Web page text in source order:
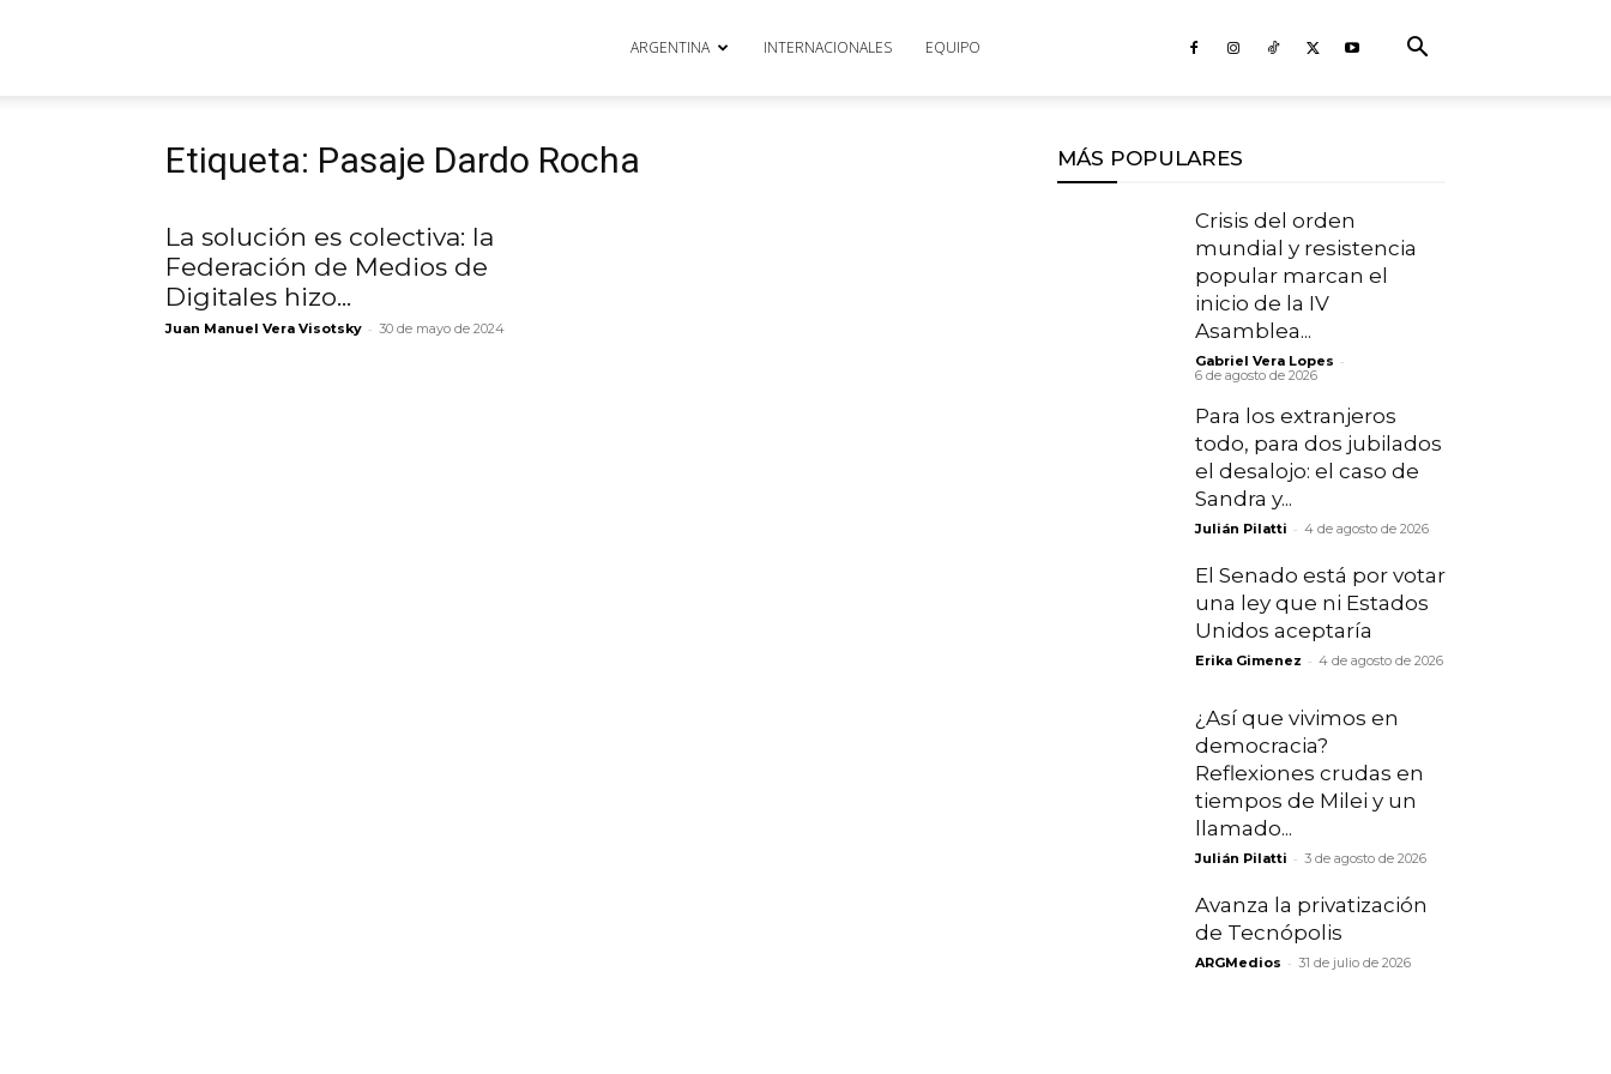
ARGENTINA INTERNACIONALES EQUIPO
Etiqueta: Pasaje Dardo Rocha
La solución es colectiva: la
Federación de Medios de
Digitales hizo...
Juan Manuel Vera Visotsky - 30 de mayo de 2024
MÁS POPULARES
Crisis del orden
mundial y resistencia
popular marcan el
inicio de la IV
Asamblea...
Gabriel Vera Lopes -
6 de agosto de 2026
Para los extranjeros
todo, para dos jubilados
el desalojo: el caso de
Sandra y...
Julián Pilatti - 4 de agosto de 2026
El Senado está por votar
una ley que ni Estados
Unidos aceptaría
Erika Gimenez - 4 de agosto de 2026
¿Así que vivimos en
democracia?
Reflexiones crudas en
tiempos de Milei y un
llamado...
Julián Pilatti - 3 de agosto de 2026
Avanza la privatización
de Tecnópolis
ARGMedios - 31 de julio de 2026